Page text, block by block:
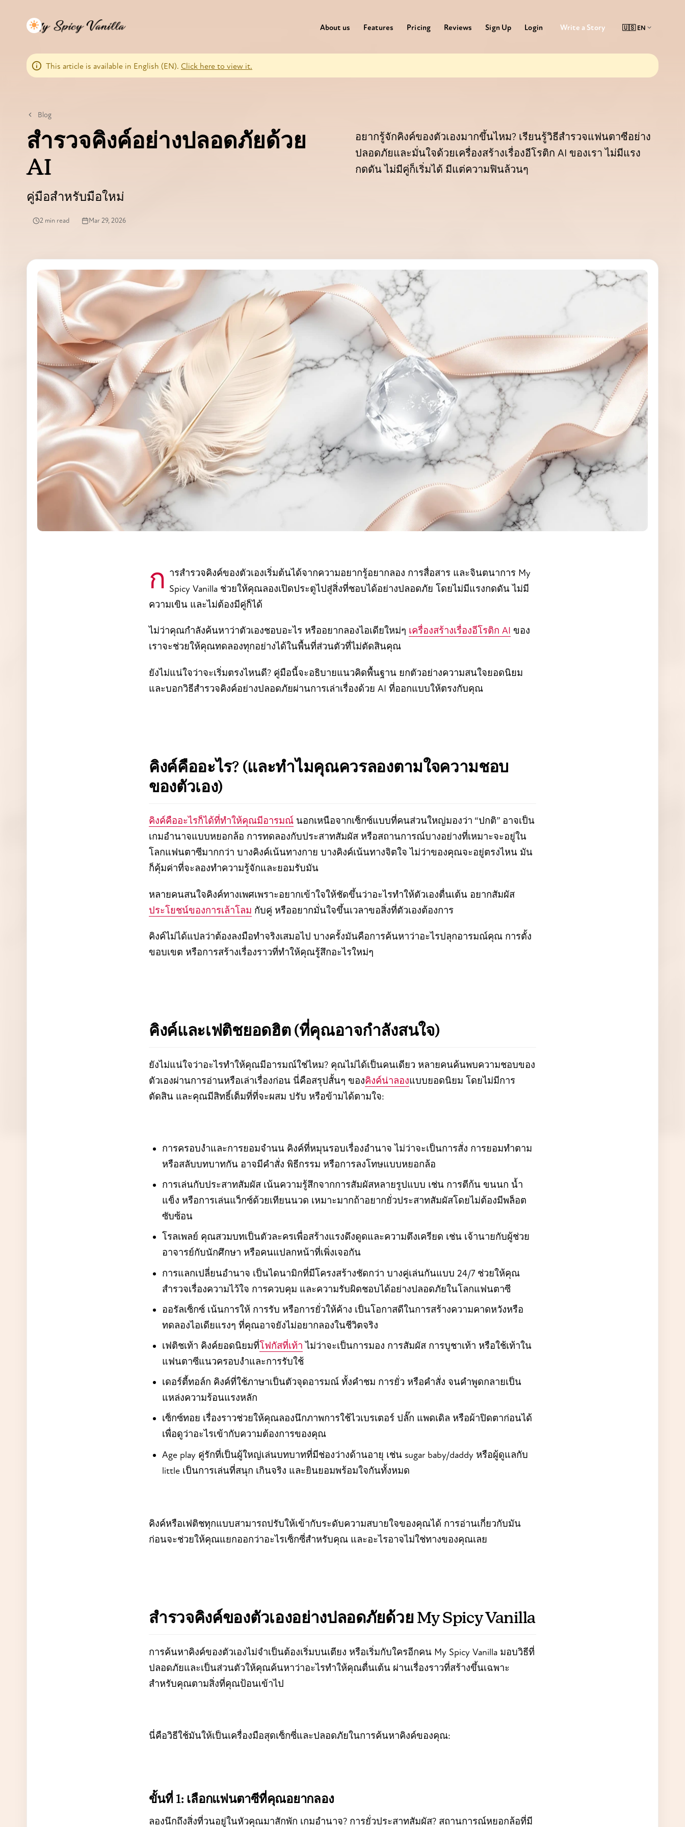
About us Features Pricing Reviews Sign Up Login Write a Story
This article is available in English (EN). Click here to view it.
Blog
สำรวจคิงค์อย่างปลอดภัยด้วย
AI
คู่มือสำหรับมือใหม่
2 min read Mar 29, 2026
อยากรู้จักคิงค์ของตัวเองมากขึ้นไหม? เรียนรู้วิธีสำรวจแฟนตาซีอย่าง
ปลอดภัยและมั่นใจด้วยเครื่องสร้างเรื่องอีโรติก AI ของเรา ไม่มีแรง
กดดัน ไม่มีคู่ก็เริ่มได้ มีแต่ความฟินล้วนๆ
การสำรวจคิงค์ของตัวเองเริ่มต้นได้จากความอยากรู้อยากลอง การสื่อสาร และจินตนาการ My Spicy Vanilla ช่วยให้คุณลองเปิดประตูไปสู่สิ่งที่ชอบได้อย่างปลอดภัย โดยไม่มีแรงกดดัน ไม่มี
ความเขิน และไม่ต้องมีคู่ก็ได้
ไม่ว่าคุณกำลังค้นหาว่าตัวเองชอบอะไร หรืออยากลองไอเดียใหม่ๆ เครื่องสร้างเรื่องอีโรติก AI ของ
เราจะช่วยให้คุณทดลองทุกอย่างได้ในพื้นที่ส่วนตัวที่ไม่ตัดสินคุณ
ยังไม่แน่ใจว่าจะเริ่มตรงไหนดี? คู่มือนี้จะอธิบายแนวคิดพื้นฐาน ยกตัวอย่างความสนใจยอดนิยม
และบอกวิธีสำรวจคิงค์อย่างปลอดภัยผ่านการเล่าเรื่องด้วย AI ที่ออกแบบให้ตรงกับคุณ
คิงค์คืออะไร? (และทำไมคุณควรลองตามใจความชอบ
ของตัวเอง)
คิงค์คืออะไรก็ได้ที่ทำให้คุณมีอารมณ์ นอกเหนือจากเซ็กซ์แบบที่คนส่วนใหญ่มองว่า “ปกติ” อาจเป็น
เกมอำนาจแบบหยอกล้อ การทดลองกับประสาทสัมผัส หรือสถานการณ์บางอย่างที่เหมาะจะอยู่ใน
โลกแฟนตาซีมากกว่า บางคิงค์เน้นทางกาย บางคิงค์เน้นทางจิตใจ ไม่ว่าของคุณจะอยู่ตรงไหน มัน
ก็คุ้มค่าที่จะลองทำความรู้จักและยอมรับมัน
หลายคนสนใจคิงค์ทางเพศเพราะอยากเข้าใจให้ชัดขึ้นว่าอะไรทำให้ตัวเองตื่นเต้น อยากสัมผัส
ประโยชน์ของการเล้าโลม กับคู่ หรืออยากมั่นใจขึ้นเวลาขอสิ่งที่ตัวเองต้องการ
คิงค์ไม่ได้แปลว่าต้องลงมือทำจริงเสมอไป บางครั้งมันคือการค้นหาว่าอะไรปลุกอารมณ์คุณ การตั้ง
ขอบเขต หรือการสร้างเรื่องราวที่ทำให้คุณรู้สึกอะไรใหม่ๆ
คิงค์และเฟติชยอดฮิต (ที่คุณอาจกำลังสนใจ)
ยังไม่แน่ใจว่าอะไรทำให้คุณมีอารมณ์ใช่ไหม? คุณไม่ได้เป็นคนเดียว หลายคนค้นพบความชอบของ
ตัวเองผ่านการอ่านหรือเล่าเรื่องก่อน นี่คือสรุปสั้นๆ ของคิงค์น่าลองแบบยอดนิยม โดยไม่มีการ
ตัดสิน และคุณมีสิทธิ์เต็มที่ที่จะผสม ปรับ หรือข้ามได้ตามใจ:
การครอบงำและการยอมจำนน คิงค์ที่หมุนรอบเรื่องอำนาจ ไม่ว่าจะเป็นการสั่ง การยอมทำตาม
หรือสลับบทบาทกัน อาจมีคำสั่ง พิธีกรรม หรือการลงโทษแบบหยอกล้อ
การเล่นกับประสาทสัมผัส เน้นความรู้สึกจากการสัมผัสหลายรูปแบบ เช่น การตีก้น ขนนก น้ำ
แข็ง หรือการเล่นแว็กซ์ด้วยเทียนนวด เหมาะมากถ้าอยากยั่วประสาทสัมผัสโดยไม่ต้องมีพล็อต
ซับซ้อน
โรลเพลย์ คุณสวมบทเป็นตัวละครเพื่อสร้างแรงดึงดูดและความตึงเครียด เช่น เจ้านายกับผู้ช่วย
อาจารย์กับนักศึกษา หรือคนแปลกหน้าที่เพิ่งเจอกัน
การแลกเปลี่ยนอำนาจ เป็นไดนามิกที่มีโครงสร้างชัดกว่า บางคู่เล่นกันแบบ 24/7 ช่วยให้คุณ
สำรวจเรื่องความไว้ใจ การควบคุม และความรับผิดชอบได้อย่างปลอดภัยในโลกแฟนตาซี
ออรัลเซ็กซ์ เน้นการให้ การรับ หรือการยั่วให้ค้าง เป็นโอกาสดีในการสร้างความคาดหวังหรือ
ทดลองไอเดียแรงๆ ที่คุณอาจยังไม่อยากลองในชีวิตจริง
เฟติชเท้า คิงค์ยอดนิยมที่โฟกัสที่เท้า ไม่ว่าจะเป็นการมอง การสัมผัส การบูชาเท้า หรือใช้เท้าใน
แฟนตาซีแนวครอบงำและการรับใช้
เดอร์ตี้ทอล์ก คิงค์ที่ใช้ภาษาเป็นตัวจุดอารมณ์ ทั้งคำชม การยั่ว หรือคำสั่ง จนคำพูดกลายเป็น
แหล่งความร้อนแรงหลัก
เซ็กซ์ทอย เรื่องราวช่วยให้คุณลองนึกภาพการใช้ไวเบรเตอร์ ปลั๊ก แพดเดิล หรือผ้าปิดตาก่อนได้
เพื่อดูว่าอะไรเข้ากับความต้องการของคุณ
Age play คู่รักที่เป็นผู้ใหญ่เล่นบทบาทที่มีช่องว่างด้านอายุ เช่น sugar baby/daddy หรือผู้ดูแลกับ
little เป็นการเล่นที่สนุก เกินจริง และยินยอมพร้อมใจกันทั้งหมด
คิงค์หรือเฟติชทุกแบบสามารถปรับให้เข้ากับระดับความสบายใจของคุณได้ การอ่านเกี่ยวกับมัน
ก่อนจะช่วยให้คุณแยกออกว่าอะไรเซ็กซี่สำหรับคุณ และอะไรอาจไม่ใช่ทางของคุณเลย
สำรวจคิงค์ของตัวเองอย่างปลอดภัยด้วย My Spicy Vanilla
การค้นหาคิงค์ของตัวเองไม่จำเป็นต้องเริ่มบนเตียง หรือเริ่มกับใครอีกคน My Spicy Vanilla มอบวิธีที่
ปลอดภัยและเป็นส่วนตัวให้คุณค้นหาว่าอะไรทำให้คุณตื่นเต้น ผ่านเรื่องราวที่สร้างขึ้นเฉพาะ
สำหรับคุณตามสิ่งที่คุณป้อนเข้าไป
นี่คือวิธีใช้มันให้เป็นเครื่องมือสุดเซ็กซี่และปลอดภัยในการค้นหาคิงค์ของคุณ:
ขั้นที่ 1: เลือกแฟนตาซีที่คุณอยากลอง
ลองนึกถึงสิ่งที่วนอยู่ในหัวคุณมาสักพัก เกมอำนาจ? การยั่วประสาทสัมผัส? สถานการณ์หยอกล้อที่มี